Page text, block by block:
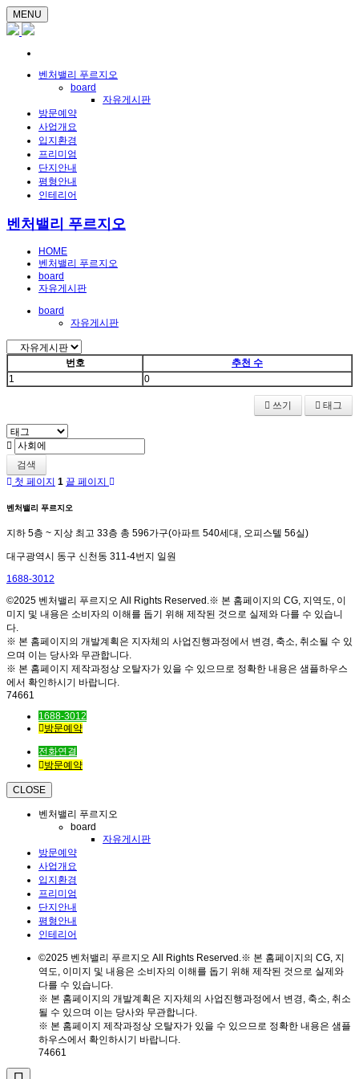
MENU
벤처밸리 푸르지오
board
자유게시판
방문예약
사업개요
입지환경
프리미엄
단지안내
평형안내
인테리어
벤처밸리 푸르지오
HOME
벤처밸리 푸르지오
board
자유게시판
board
자유게시판
번호
추천 수
1
0
쓰기 태그
검색
첫 페이지 1 끝 페이지
벤처밸리 푸르지오
지하 5층 ~ 지상 최고 33층 총 596가구(아파트 540세대, 오피스텔 56실)
대구광역시 동구 신천동 311-4번지 일원
1688-3012
©2025 벤처밸리 푸르지오 All Rights Reserved.※ 본 홈페이지의 CG, 지역도, 이
미지 및 내용은 소비자의 이해를 돕기 위해 제작된 것으로 실제와 다를 수 있습니
다.
※ 본 홈페이지의 개발계획은 지자체의 사업진행과정에서 변경, 축소, 취소될 수 있
으며 이는 당사와 무관합니다.
※ 본 홈페이지 제작과정상 오탈자가 있을 수 있으므로 정확한 내용은 샘플하우스
에서 확인하시기 바랍니다.
74661
1688-3012
방문예약
전화연결
방문예약
CLOSE
벤처밸리 푸르지오
board
자유게시판
방문예약
사업개요
입지환경
프리미엄
단지안내
평형안내
인테리어
©2025 벤처밸리 푸르지오 All Rights Reserved.※ 본 홈페이지의 CG, 지
역도, 이미지 및 내용은 소비자의 이해를 돕기 위해 제작된 것으로 실제와
다를 수 있습니다.
※ 본 홈페이지의 개발계획은 지자체의 사업진행과정에서 변경, 축소, 취소
될 수 있으며 이는 당사와 무관합니다.
※ 본 홈페이지 제작과정상 오탈자가 있을 수 있으므로 정확한 내용은 샘플
하우스에서 확인하시기 바랍니다.
74661